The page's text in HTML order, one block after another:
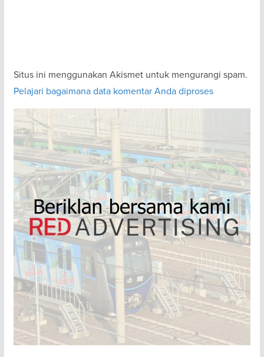
Situs ini menggunakan Akismet untuk mengurangi spam.
Pelajari bagaimana data komentar Anda diproses